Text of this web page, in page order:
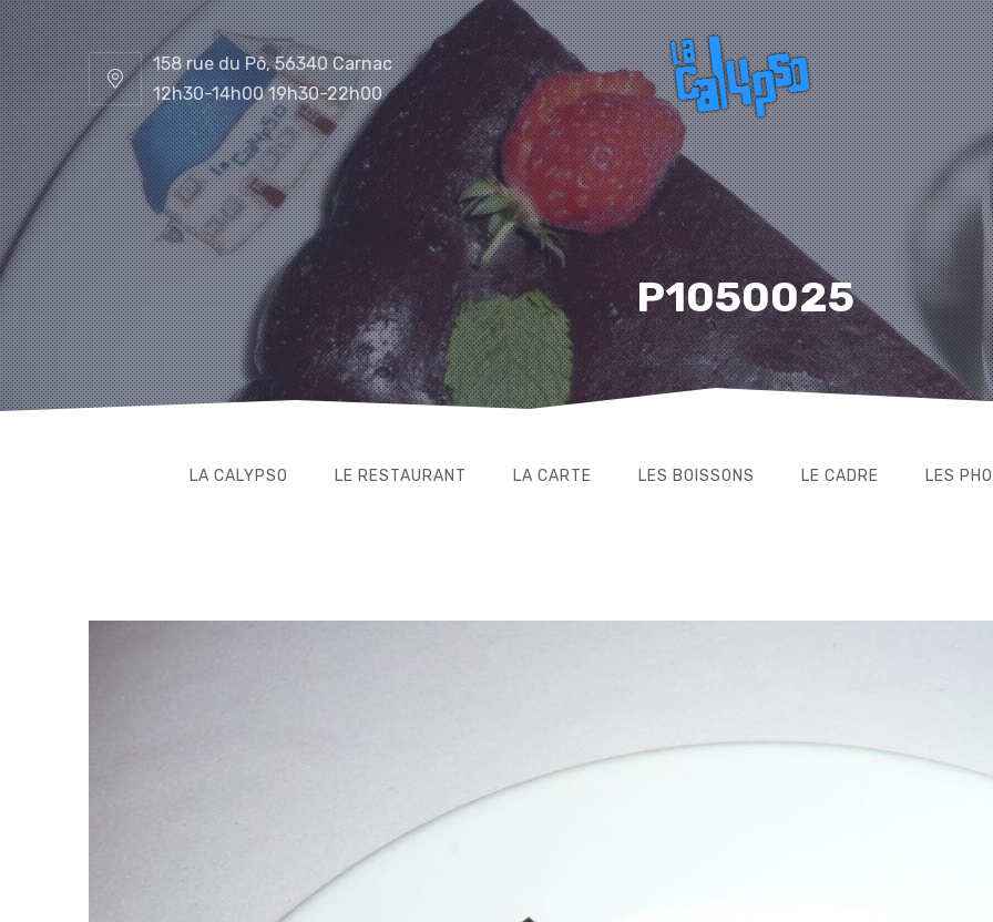
158 rue du Pô, 56340 Carnac
12h30-14h00 19h30-22h00
P1050025
LA CALYPSO LE RESTAURANT LA CARTE LES BOISSONS LE CADRE LES